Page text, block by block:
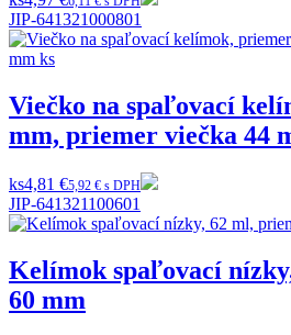
JIP-641321000801
Viečko na spaľovací
mm, priemer viečka 44
ks4,81 €5,92 € s DPH
JIP-641321100601
Kelímok spaľovací
60 mm